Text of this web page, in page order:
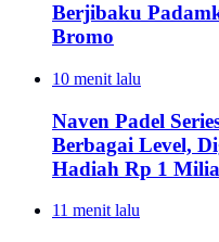
Berjibaku
Bromo
10 menit lalu
Naven Padel
Berbagai Level,
Hadiah Rp 1
11 menit lalu